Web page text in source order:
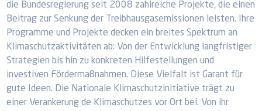
die Bundesregierung seit 2008 zahlreiche Projekte, die einen
Beitrag zur Senkung der Treibhausgasemissionen leisten. Ihre
Programme und Projekte decken ein breites Spektrum an
Klimaschutzaktivitäten ab: Von der Entwicklung langfristiger
Strategien bis hin zu konkreten Hilfestellungen und
investiven Fördermaßnahmen. Diese Vielfalt ist Garant für
gute Ideen. Die Nationale Klimaschutzinitiative trägt zu
einer Verankerung de Klimaschutzes vor Ort bei. Von ihr